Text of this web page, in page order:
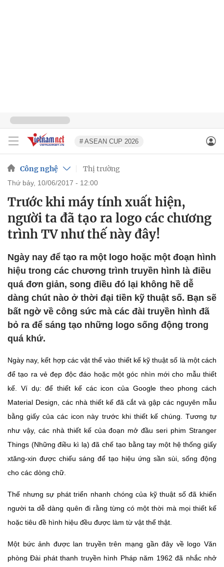
# ASEAN CUP 2026
Công nghệ Thị trường
thứ bảy, 10/06/2017 - 12:00
Trước khi máy tính xuất hiện,
người ta đã tạo ra logo các chương
trình TV như thế này đây!
Ngày nay để tạo ra một logo hoặc một đoạn hình
hiệu trong các chương trình truyền hình là điều
quá đơn giản, song điều đó lại không hề dễ
dàng chút nào ở thời đại tiền kỹ thuật số. Bạn sẽ
bất ngờ về công sức mà các đài truyền hình đã
bỏ ra để sáng tạo những logo sống động trong
quá khứ.
Ngày nay, kết hợp các vật thể vào thiết kế kỹ thuật số là một cách
để tạo ra vẻ đẹp độc đáo hoặc một góc nhìn mới cho mẫu thiết
kế. Ví dụ: để thiết kế các icon của Google theo phong cách
Material Design, các nhà thiết kế đã cắt và gập các nguyên mẫu
bằng giấy của các icon này trước khi thiết kế chúng. Tương tự
như vậy, các nhà thiết kế của đoạn mở đầu seri phim Stranger
Things (Những điều kì lạ) đã chế tạo bằng tay một hệ thống giấy
xtăng-xin được chiếu sáng để tạo hiệu ứng sần sùi, sống động
cho các dòng chữ.
Thế nhưng sự phát triển nhanh chóng của kỹ thuật số đã khiến
người ta dễ dàng quên đi rằng từng có một thời mà mọi thiết kế
hoặc tiêu đề hình hiệu đều được làm từ vật thể thật.
Một bức ảnh được lan truyền trên mạng gần đây về logo Văn
phòng Đài phát thanh truyền hình Pháp năm 1962 đã nhắc nhở